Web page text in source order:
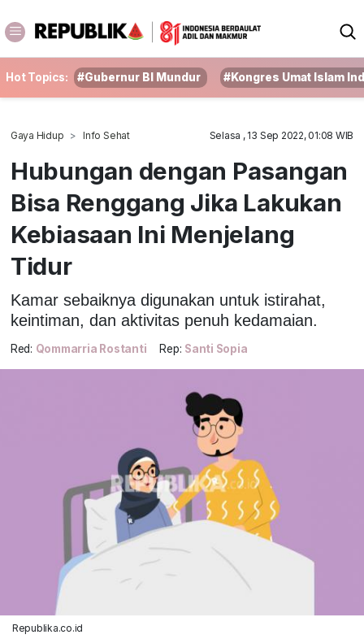
Hot Topics: #Gubernur BI Mundur #Kongres Umat Islam
Gaya Hidup Info Sehat Selasa , 13 Sep 2022, 01:08 WIB
Hubungan dengan Pasangan
Bisa Renggang Jika Lakukan
Kebiasaan Ini Menjelang
Tidur
Kamar sebaiknya digunakan untuk istirahat,
keintiman, dan aktivitas penuh kedamaian.
Red: Qommarria Rostanti Rep: Santi Sopia
Republika.co.id